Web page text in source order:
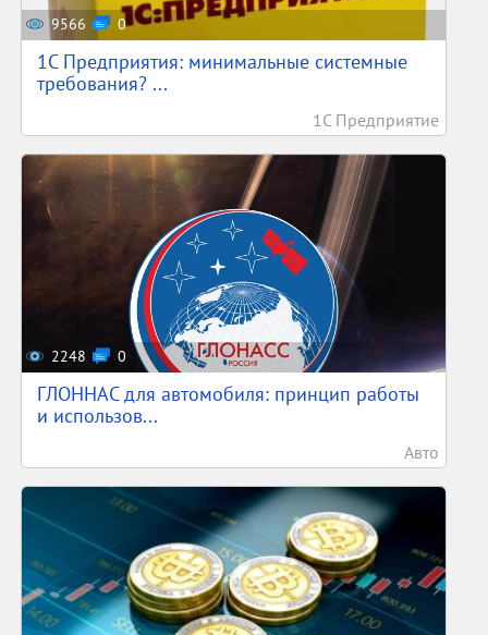
9566 0
1С Предприятия: минимальные системные
требования? ...
1С Предприятие
2248 0
ГЛОННАС для автомобиля: принцип работы
и использов...
Авто